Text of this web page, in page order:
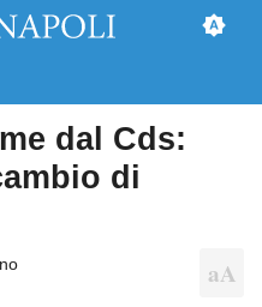
dal Cds:
di